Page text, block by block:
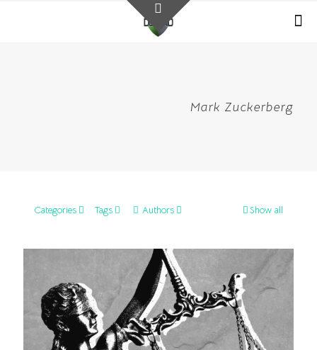
Mark Zuckerberg
Categories Tags Authors Show all